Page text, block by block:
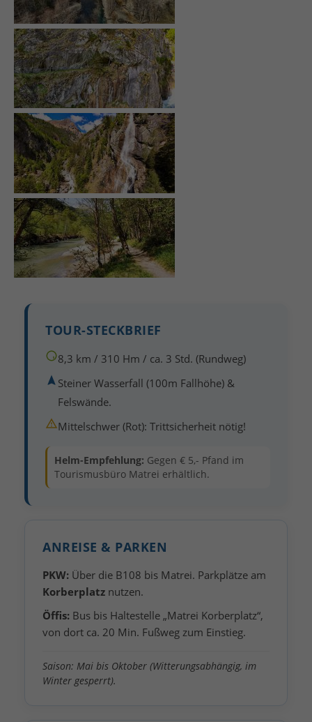
TOUR-STECKBRIEF
8,3 km / 310 Hm / ca. 3 Std. (Rundweg)
Steiner Wasserfall (100m Fallhöhe) &
Felswände.
Mittelschwer (Rot): Trittsicherheit nötig!
Helm-Empfehlung: Gegen € 5,- Pfand im
Tourismusbüro Matrei erhältlich.
ANREISE & PARKEN
PKW: Über die B108 bis Matrei. Parkplätze am
Korberplatz nutzen.
Öffis: Bus bis Haltestelle „Matrei Korberplatz“,
von dort ca. 20 Min. Fußweg zum Einstieg.
Saison: Mai bis Oktober (Witterungsabhängig, im
Winter gesperrt).